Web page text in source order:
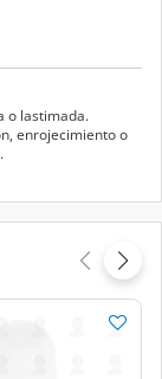
o lastimada.
enrojecimiento o